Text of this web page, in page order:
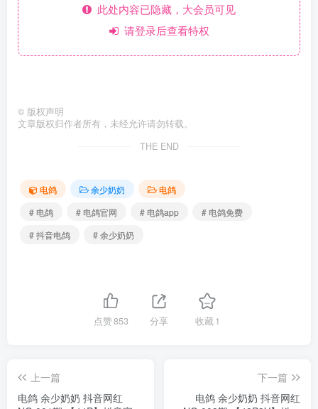
此处内容已隐藏，大会员可见
请登录后查看特权
© 版权声明
文章版权归作者所有，未经允许请勿转载。
THE END
电鸽 余少奶奶
电鸽
# 电鸽
# 电鸽官网 # 电鸽app
# 电鸽免费
# 抖音电鸽
# 余少奶奶
点赞853 分享 收藏1
上一篇
电鸽 余少奶奶 抖音网红
下一篇
电鸽 余少奶奶 抖音网红